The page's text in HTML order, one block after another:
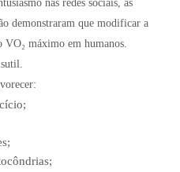
nas redes sociais, as
demonstraram que modificar a
máximo em humanos.